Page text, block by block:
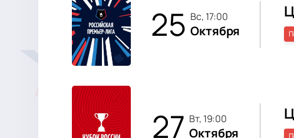
25 вс, 17:00
Октября
27 вт, 19:00
Октября